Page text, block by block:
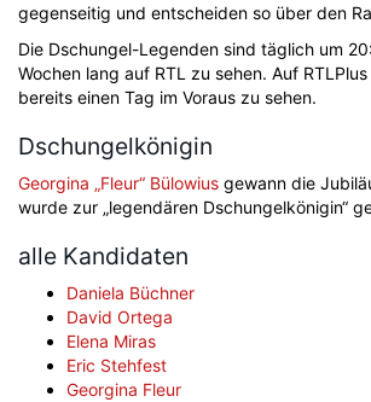
gegenseitig und entscheiden so über den
Die Dschungel-Legenden sind täglich um
Wochen lang auf RTL zu sehen. Auf
bereits einen Tag im Voraus zu sehen.
Dschungelkönigin
Georgina „Fleur“ Bülowius gewann die
wurde zur „legendären Dschungelkönigin“
alle Kandidaten
Daniela Büchner
David Ortega
Elena Miras
Eric Stehfest
Georgina Fleur